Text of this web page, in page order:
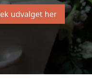
udvalget her